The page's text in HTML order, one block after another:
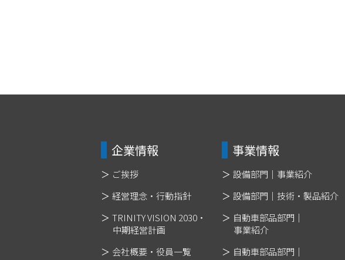
企業情報
ご挨拶
経営理念・行動指針
TRINITY VISION 2030・
中期経営計画
会社概要・役員一覧
事業情報
設備部門｜ 事業紹介
設備部門｜ 技術・製品紹介
自動車部品部門｜
事業紹介
自動車部品部門｜